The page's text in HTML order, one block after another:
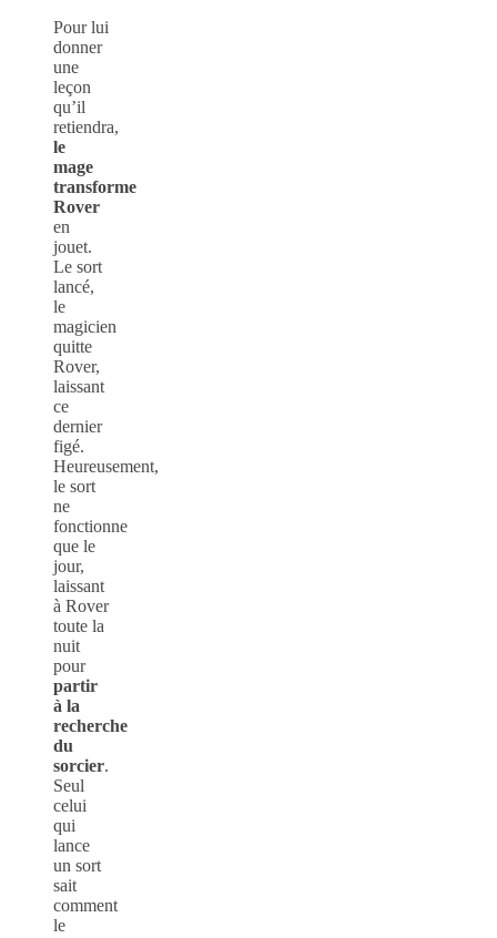
Pour lui
donner
une
leçon
qu’il
retiendra,
le
mage
transforme
Rover
en
jouet.
Le sort
lancé,
le
magicien
quitte
Rover,
laissant
ce
dernier
figé.
Heureusement,
le sort
ne
fonctionne
que le
jour,
laissant
à Rover
toute la
nuit
pour
partir
à la
recherche
du
sorcier.
Seul
celui
qui
lance
un sort
sait
comment
le